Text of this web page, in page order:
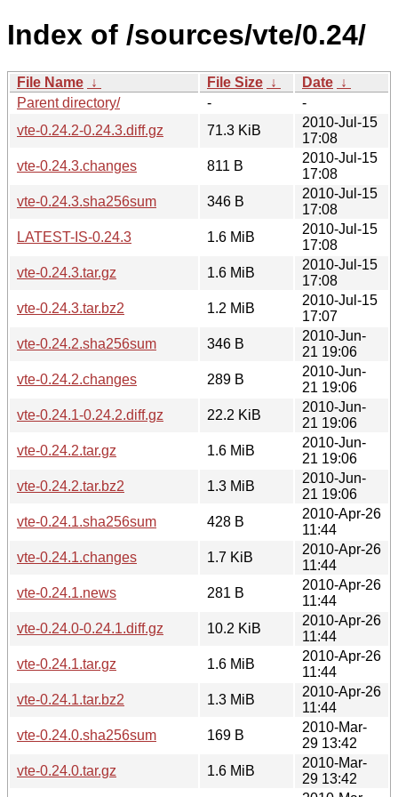
Index of /sources/vte/0.24/
File Name ↓ File Size ↓ Date ↓
Parent directory/
-
-
vte-0.24.2-0.24.3.diff.gz
71.3 KiB
2010-Jul-15
17:08
vte-0.24.3.changes
811 B
2010-Jul-15
17:08
vte-0.24.3.sha256sum
346 B
2010-Jul-15
17:08
LATEST-IS-0.24.3
1.6 MiB
2010-Jul-15
17:08
vte-0.24.3.tar.gz
1.6 MiB
2010-Jul-15
17:08
vte-0.24.3.tar.bz2
1.2 MiB
2010-Jul-15
17:07
vte-0.24.2.sha256sum
346 B
2010-Jun-
21 19:06
vte-0.24.2.changes
289 B
2010-Jun-
21 19:06
vte-0.24.1-0.24.2.diff.gz
22.2 KiB
2010-Jun-
21 19:06
vte-0.24.2.tar.gz
1.6 MiB
2010-Jun-
21 19:06
vte-0.24.2.tar.bz2
1.3 MiB
2010-Jun-
21 19:06
vte-0.24.1.sha256sum
428 B
2010-Apr-26
11:44
vte-0.24.1.changes
1.7 KiB
2010-Apr-26
11:44
vte-0.24.1.news
281 B
2010-Apr-26
11:44
vte-0.24.0-0.24.1.diff.gz
10.2 KiB
2010-Apr-26
11:44
vte-0.24.1.tar.gz
1.6 MiB
2010-Apr-26
11:44
vte-0.24.1.tar.bz2
1.3 MiB
2010-Apr-26
11:44
vte-0.24.0.sha256sum
169 B
2010-Mar-
29 13:42
vte-0.24.0.tar.gz
1.6 MiB
2010-Mar-
29 13:42